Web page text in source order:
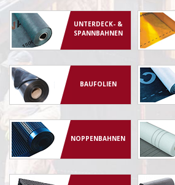
UNTERDECK- &
SPANNBAHNEN
BAUFOLIEN
NOPPENBAHNEN